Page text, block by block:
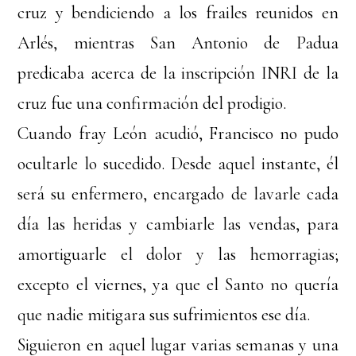
cruz y bendiciendo a los frailes reunidos en
Arlés, mientras San Antonio de Padua
predicaba acerca de la inscripción INRI de la
cruz fue una confirmación del prodigio.
Cuando fray León acudió, Francisco no pudo
ocultarle lo sucedido. Desde aquel instante, él
será su enfermero, encargado de lavarle cada
día las heridas y cambiarle las vendas, para
amortiguarle el dolor y las hemorragias;
excepto el viernes, ya que el Santo no quería
que nadie mitigara sus sufrimientos ese día.
Siguieron en aquel lugar varias semanas y una